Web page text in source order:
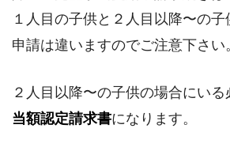
１人目の子供と２人目以降〜の
申請は違いますのでご注意下さい
２人目以降〜の子供の場合にいる
当額認定請求書になります。